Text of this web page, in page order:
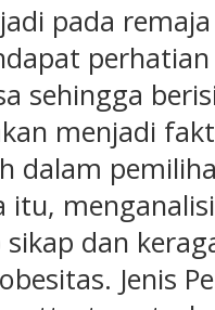
pada
sehingga
menjadi
dalam
itu,
dan
Jenis